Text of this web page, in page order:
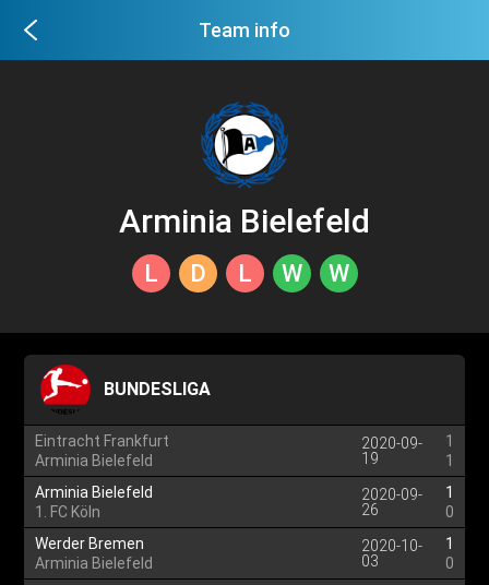
Team info
Arminia Bielefeld
L D L W W
BUNDESLIGA
Eintracht Frankfurt
Arminia Bielefeld
2020-09-
19
1
1
Arminia Bielefeld
1. FC Köln
2020-09-
26
1
0
Werder Bremen
Arminia Bielefeld
2020-10-
03
1
0